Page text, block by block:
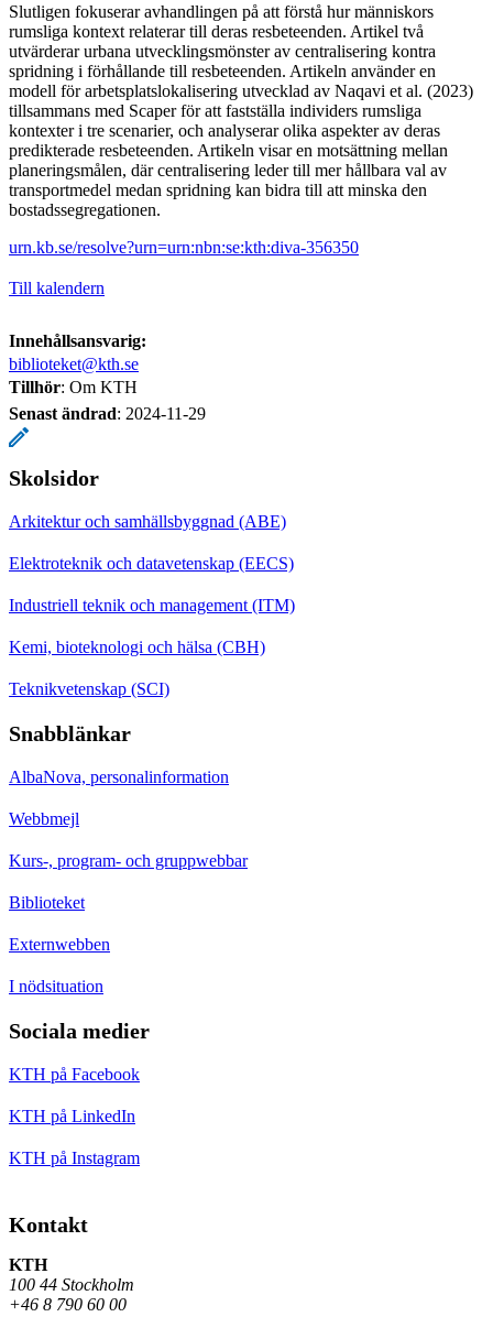
Slutligen fokuserar avhandlingen på att förstå hur människors
rumsliga kontext relaterar till deras resbeteenden. Artikel två
utvärderar urbana utvecklingsmönster av centralisering kontra
spridning i förhållande till resbeteenden. Artikeln använder en
modell för arbetsplatslokalisering utvecklad av Naqavi et al. (2023)
tillsammans med Scaper för att fastställa individers rumsliga
kontexter i tre scenarier, och analyserar olika aspekter av deras
predikterade resbeteenden. Artikeln visar en motsättning mellan
planeringsmålen, där centralisering leder till mer hållbara val av
transportmedel medan spridning kan bidra till att minska den
bostadssegregationen.
urn.kb.se/resolve?urn=urn:nbn:se:kth:diva-356350
Till kalendern
Innehållsansvarig:
biblioteket@kth.se
Tillhör: Om KTH
Senast ändrad: 2024-11-29
Skolsidor
Arkitektur och samhällsbyggnad (ABE)
Elektroteknik och datavetenskap (EECS)
Industriell teknik och management (ITM)
Kemi, bioteknologi och hälsa (CBH)
Teknikvetenskap (SCI)
Snabblänkar
AlbaNova, personalinformation
Webbmejl
Kurs-, program- och gruppwebbar
Biblioteket
Externwebben
I nödsituation
Sociala medier
KTH på Facebook
KTH på LinkedIn
KTH på Instagram
Kontakt
KTH
100 44 Stockholm
+46 8 790 60 00